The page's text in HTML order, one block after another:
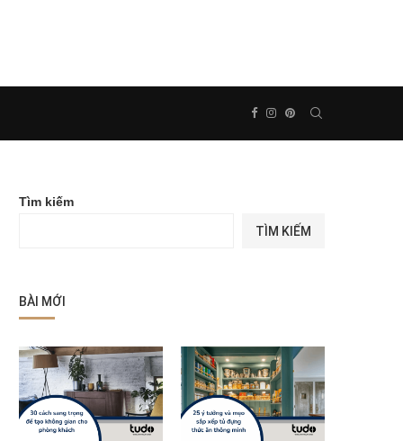
Tìm kiếm
TÌM KIẾM
BÀI MỚI